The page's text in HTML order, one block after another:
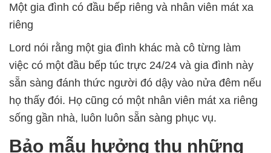
Một gia đình có đầu bếp riêng và nhân viên mát xa
riêng
Lord nói rằng một gia đình khác mà cô từng làm
việc có một đầu bếp túc trực 24/24 và gia đình này
sẵn sàng đánh thức người đó dậy vào nửa đêm nếu
họ thấy đói. Họ cũng có một nhân viên mát xa riêng
sống gần nhà, luôn luôn sẵn sàng phục vụ.
Bảo mẫu hưởng thụ những